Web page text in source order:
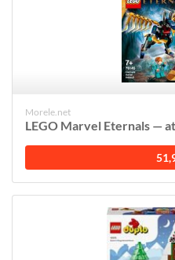
Morele.net
LEGO Marvel Eternals —